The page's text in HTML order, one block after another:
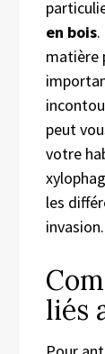
en bois
matière
peut
votre
les
invasion.
liés